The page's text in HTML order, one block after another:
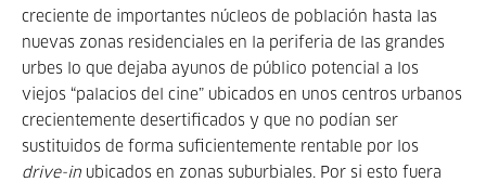
creciente de importantes núcleos de población hasta las
nuevas zonas residenciales en la periferia de las grandes
urbes lo que dejaba ayunos de público potencial a los
viejos “palacios del cine” ubicados en unos centros urbanos
crecientemente desertificados y que no podían ser
sustituidos de forma suficientemente rentable por los
drive-in ubicados en zonas suburbiales. Por si esto fuera